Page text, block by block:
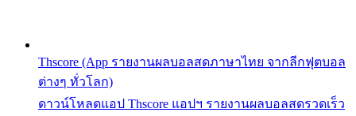
Thscore (App รายงานผลบอลสดภาษาไทย จากลีกฟุตบอล
ต่างๆ ทั่วโลก)
ดาวน์โหลดแอป Thscore แอปฯ รายงานผลบอลสดรวดเร็ว